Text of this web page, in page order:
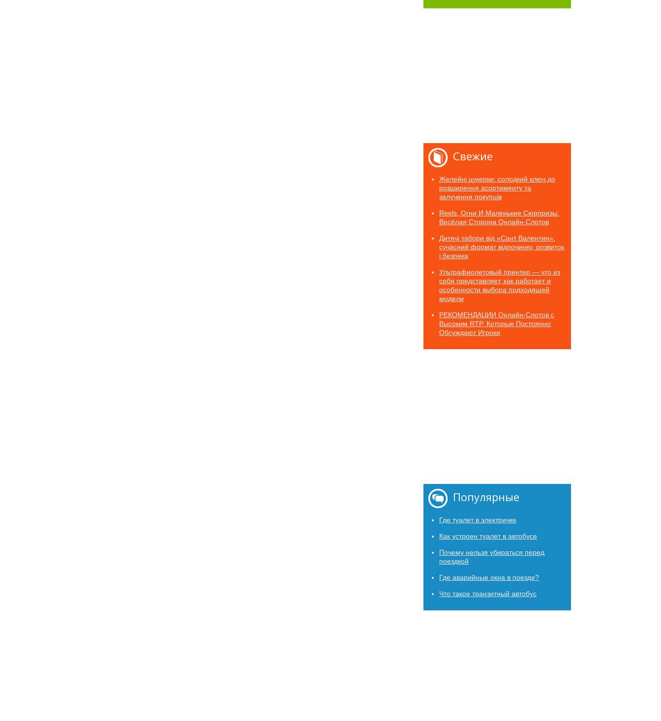
Свежие
Желейні цукерки: солодкий ключ до
розширення асортименту та
залучення покупців
Reels, Огни И Маленькие Сюрпризы:
Весёлая Сторона Онлайн-Слотов
Дитячі табори від «Сант Валентин»:
сучасний формат відпочинку, розвиток
і безпека
Ультрафиолетовый принтер — что из
себя представляет, как работает и
особенности выбора подходящей
модели
РЕКОМЕНДАЦИИ Онлайн-Слотов с
Высоким RTP, Которые Постоянно
Обсуждают Игроки
Популярные
Где туалет в электричке
Как устроен туалет в автобусе
Почему нельзя убираться перед
поездкой
Где аварийные окна в поезде?
Что такое транзитный автобус